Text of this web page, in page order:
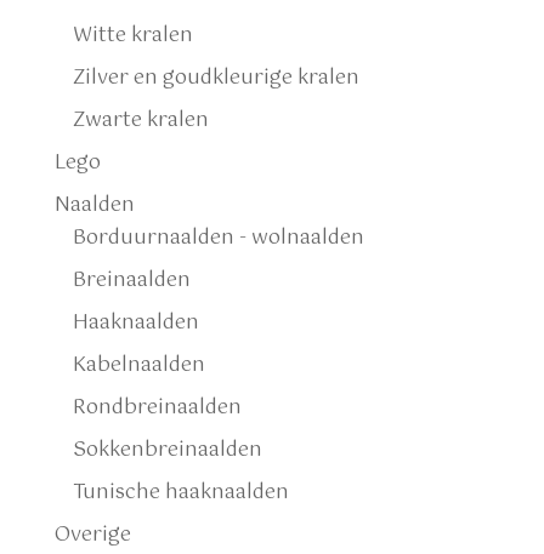
Witte kralen
Zilver en goudkleurige kralen
Zwarte kralen
Lego
Naalden
Borduurnaalden - wolnaalden
Breinaalden
Haaknaalden
Kabelnaalden
Rondbreinaalden
Sokkenbreinaalden
Tunische haaknaalden
Overige